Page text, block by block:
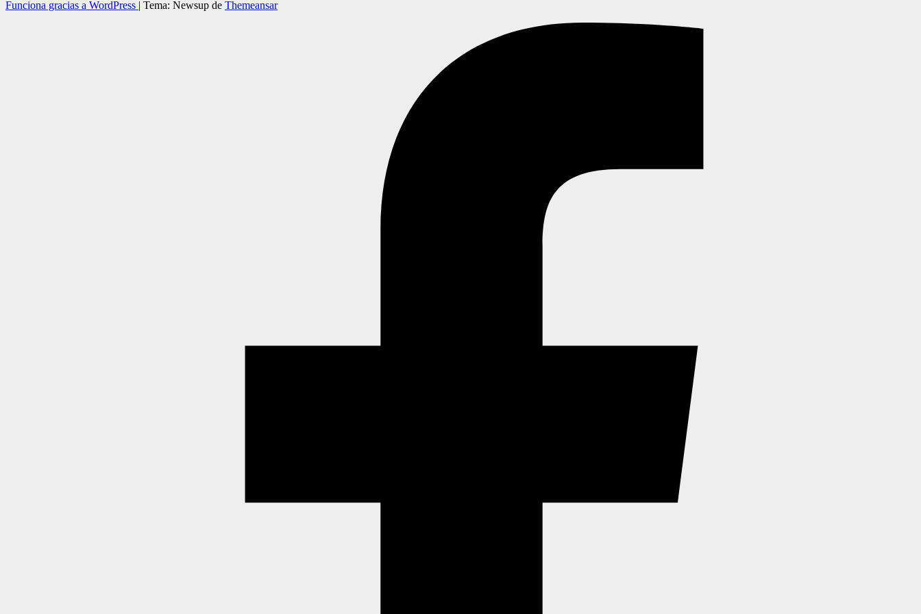
Funciona gracias a WordPress | Tema: Newsup de Themeansar